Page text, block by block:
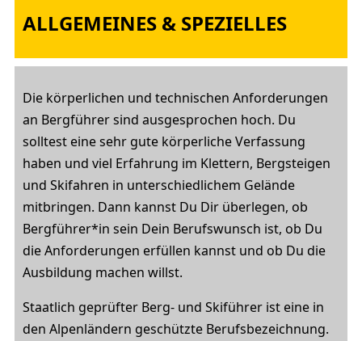
ALLGEMEINES & SPEZIELLES
Die körperlichen und technischen Anforderungen
an Bergführer sind ausgesprochen hoch. Du
solltest eine sehr gute körperliche Verfassung
haben und viel Erfahrung im Klettern, Bergsteigen
und Skifahren in unterschiedlichem Gelände
mitbringen. Dann kannst Du Dir überlegen, ob
Bergführer*in sein Dein Berufswunsch ist, ob Du
die Anforderungen erfüllen kannst und ob Du die
Ausbildung machen willst.
Staatlich geprüfter Berg- und Skiführer ist eine in
den Alpenländern geschützte Berufsbezeichnung.